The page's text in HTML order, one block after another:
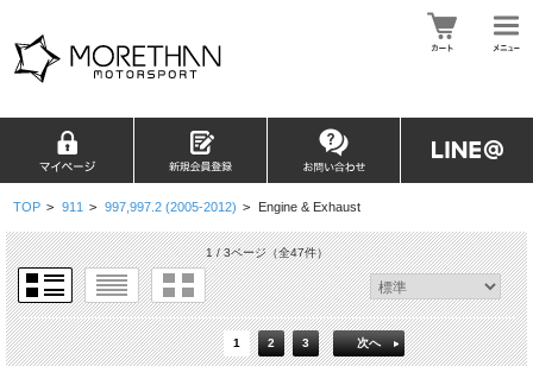
TOP > 911 > 997,997.2 (2005-2012) > Engine & Exhaust
1 / 3ページ（全47件）
1 2 3 次へ